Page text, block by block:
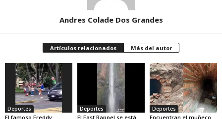
Andres Colade Dos Grandes
Artículos relacionados Más del autor
Deportes
El famoso Freddy
Deportes
El Fast Rappel se está
Deportes
Encuentran el muñeco